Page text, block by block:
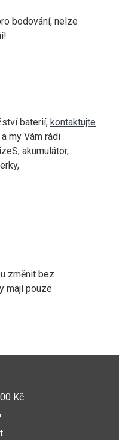
bodování, nelze
baterií, kontaktujte
a my Vám rádi
akumulátor,
změnit bez
mají pouze
Kč